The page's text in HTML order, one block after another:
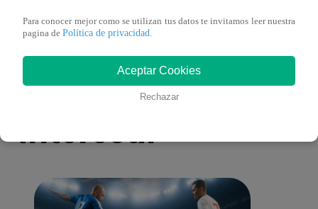
También te puede
interesar
Para conocer mejor como se utilizan tus datos te invitamos leer nuestra
pagina de Política de privacidad.
Aceptar Cookies
Rechazar